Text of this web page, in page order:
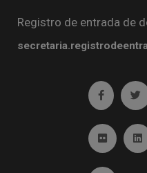
Registro de entrada de
Ir a
Ir a